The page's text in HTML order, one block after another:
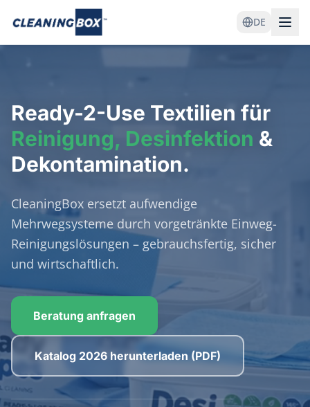
DE
Ready-2-Use Textilien für
Reinigung, Desinfektion &
Dekontamination.
CleaningBox ersetzt aufwendige
Mehrwegsysteme durch vorgetränkte Einweg-
Reinigungslösungen – gebrauchsfertig, sicher
und wirtschaftlich.
Beratung anfragen
Katalog 2026 herunterladen (PDF)